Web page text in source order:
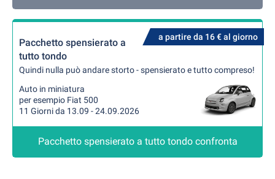
a partire da 16 € al giorno
Pacchetto spensierato a
tutto tondo
Quindi nulla può andare storto - spensierato e tutto compreso!
Auto in miniatura
per esempio Fiat 500
11 Giorni da 13.09 - 24.09.2026
Pacchetto spensierato a tutto tondo confronta